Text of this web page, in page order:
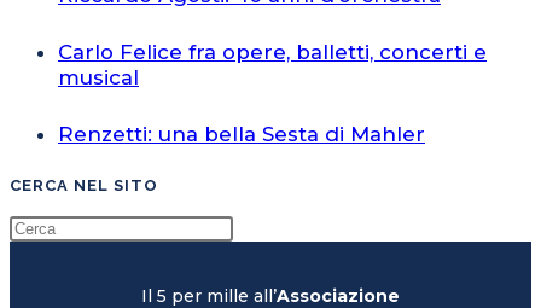
Carlo Felice fra opere, balletti, concerti e
musical
Renzetti: una bella Sesta di Mahler
CERCA NEL SITO
Il 5 per mille all’Associazione